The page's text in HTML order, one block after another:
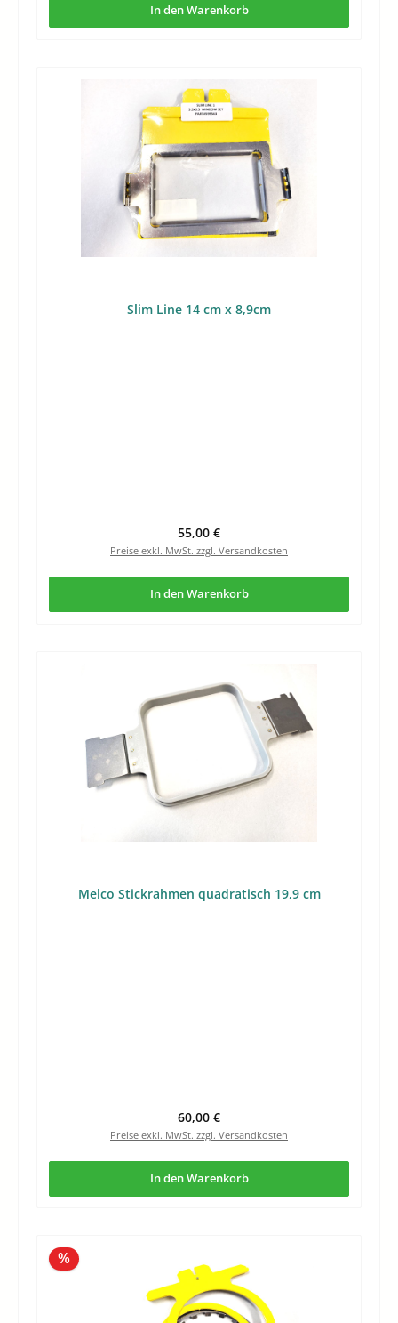
In den Warenkorb
Slim Line 14 cm x 8,9cm
Regulärer Preis:
55,00 €
Preise exkl. MwSt. zzgl. Versandkosten
In den Warenkorb
Melco Stickrahmen quadratisch 19,9 cm
Regulärer Preis:
60,00 €
Preise exkl. MwSt. zzgl. Versandkosten
In den Warenkorb
%Rabatt